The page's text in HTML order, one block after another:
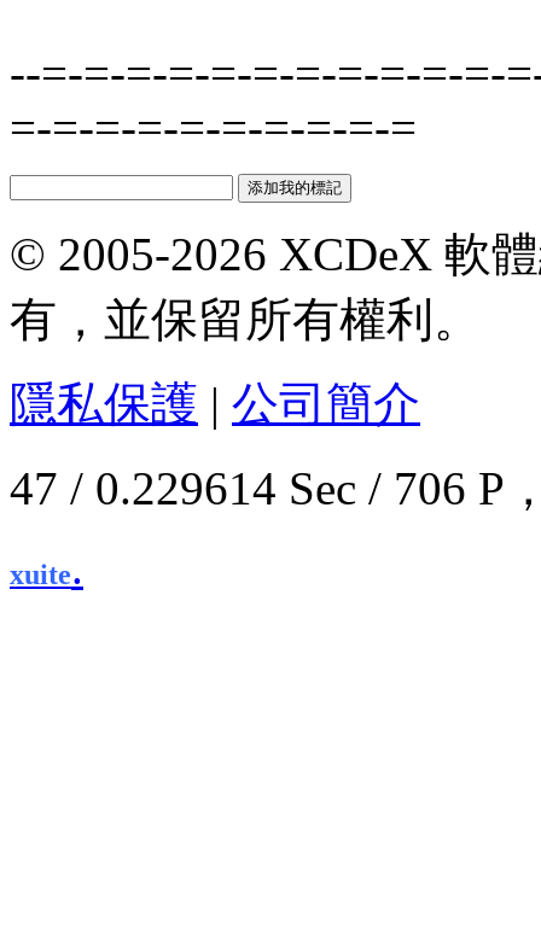
--=-=-=-=-=-=-=-=-=-=-=-
=-=-=-=-=-=-=-=-=-=
© 2005-2026 XCDeX 軟
有，並保留所有權利。
隱私保護 | 公司簡介
47 / 0.229614 Sec / 706
xuite.